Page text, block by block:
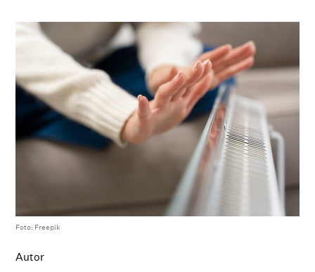
Foto: Freepik
Autor